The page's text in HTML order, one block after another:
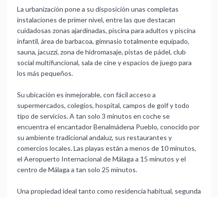
La urbanización pone a su disposición unas completas
instalaciones de primer nivel, entre las que destacan
cuidadosas zonas ajardinadas, piscina para adultos y piscina
infantil, área de barbacoa, gimnasio totalmente equipado,
sauna, jacuzzi, zona de hidromasaje, pistas de pádel, club
social multifuncional, sala de cine y espacios de juego para
los más pequeños.
Su ubicación es inmejorable, con fácil acceso a
supermercados, colegios, hospital, campos de golf y todo
tipo de servicios. A tan solo 3 minutos en coche se
encuentra el encantador Benalmádena Pueblo, conocido por
su ambiente tradicional andaluz, sus restaurantes y
comercios locales. Las playas están a menos de 10 minutos,
el Aeropuerto Internacional de Málaga a 15 minutos y el
centro de Málaga a tan solo 25 minutos.
Una propiedad ideal ‌tanto ‌como ‌residencia ‌habitual, segunda